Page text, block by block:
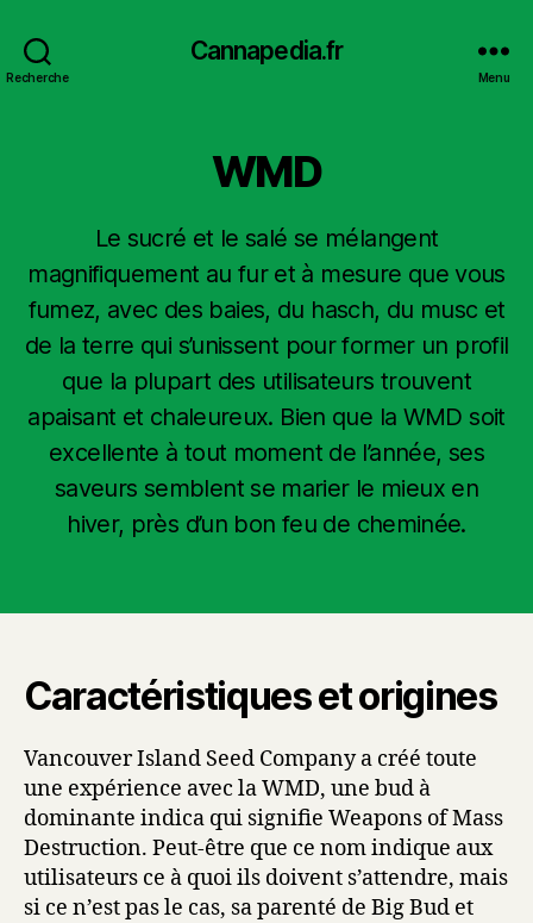
Recherche
Cannapedia.fr
Menu
WMD
Le sucré et le salé se mélangent
magnifiquement au fur et à mesure que vous
fumez, avec des baies, du hasch, du musc et
de la terre qui s’unissent pour former un profil
que la plupart des utilisateurs trouvent
apaisant et chaleureux. Bien que la WMD soit
excellente à tout moment de l’année, ses
saveurs semblent se marier le mieux en
hiver, près d’un bon feu de cheminée.
Caractéristiques et origines
Vancouver Island Seed Company a créé toute
une expérience avec la WMD, une bud à
dominante indica qui signifie Weapons of Mass
Destruction. Peut-être que ce nom indique aux
utilisateurs ce à quoi ils doivent s’attendre, mais
si ce n’est pas le cas, sa parenté de Big Bud et